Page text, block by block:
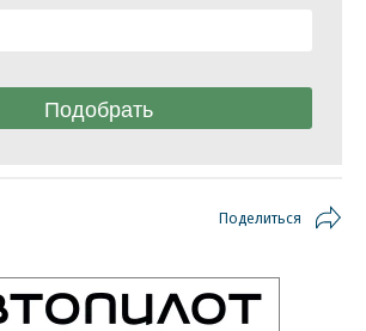
Подобрать
Поделиться